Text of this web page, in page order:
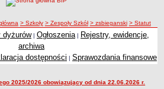
> Szkoły > Zespoły Szkół > zsbieganski > Statut
dyżurów| Ogłoszenia | Rejestry, ewidencje,
archiwa
dostępności | Sprawozdania finansowe
2025/2026 obowiązujący od dnia 22.06.2026 r.